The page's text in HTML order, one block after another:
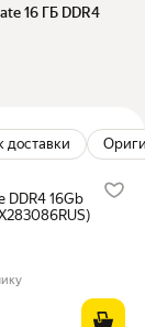
16 ГБ DDR4
доставки
DDR4 16Gb
вместо